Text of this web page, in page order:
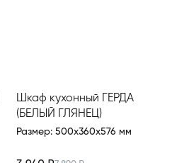
Шкаф кухонный ГЕРДА
(БЕЛЫЙ ГЛЯНЕЦ)
Размер: 500x360x576 мм